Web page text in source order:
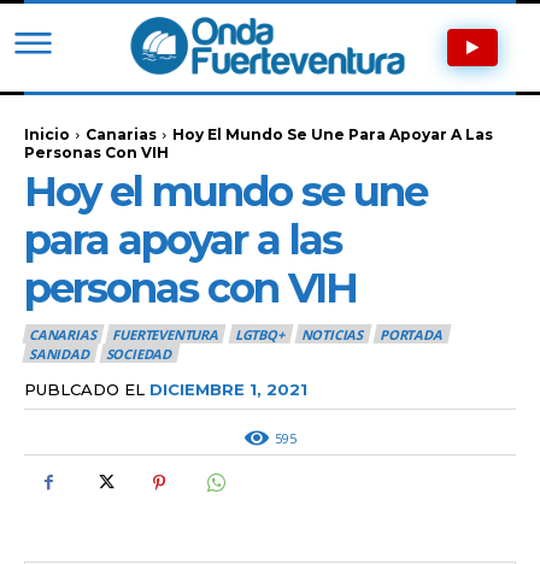
Inicio Canarias
Hoy El Mundo Se Une Para Apoyar A Las
Personas Con VIH
Hoy el mundo se une
para apoyar a las
personas con VIH
CANARIAS FUERTEVENTURA LGTBQ+ NOTICIAS
PORTADA
SANIDAD
SOCIEDAD
PUBLCADO EL DICIEMBRE 1, 2021
595